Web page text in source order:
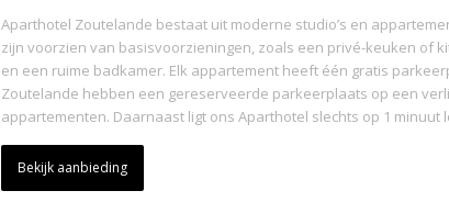
Aparthotel Zoutelande bestaat uit moderne studio’s en
zijn voorzien van basisvoorzieningen, zoals een privé-keuken of
en een ruime badkamer. Elk appartement heeft één gratis
Zoutelande hebben een gereserveerde parkeerplaats op een
appartementen. Daarnaast ligt ons Aparthotel slechts op 1 minuut
Bekijk aanbieding